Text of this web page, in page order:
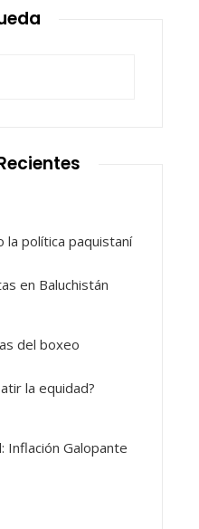
la política paquistaní
en Baluchistán
del boxeo
la equidad?
Inflación Galopante